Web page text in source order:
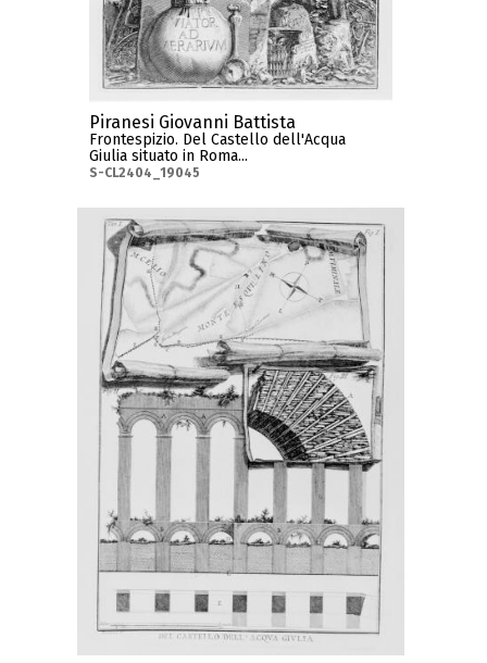
Piranesi Giovanni Battista
Frontespizio. Del Castello dell'Acqua
Giulia situato in Roma...
S-CL2404_19045